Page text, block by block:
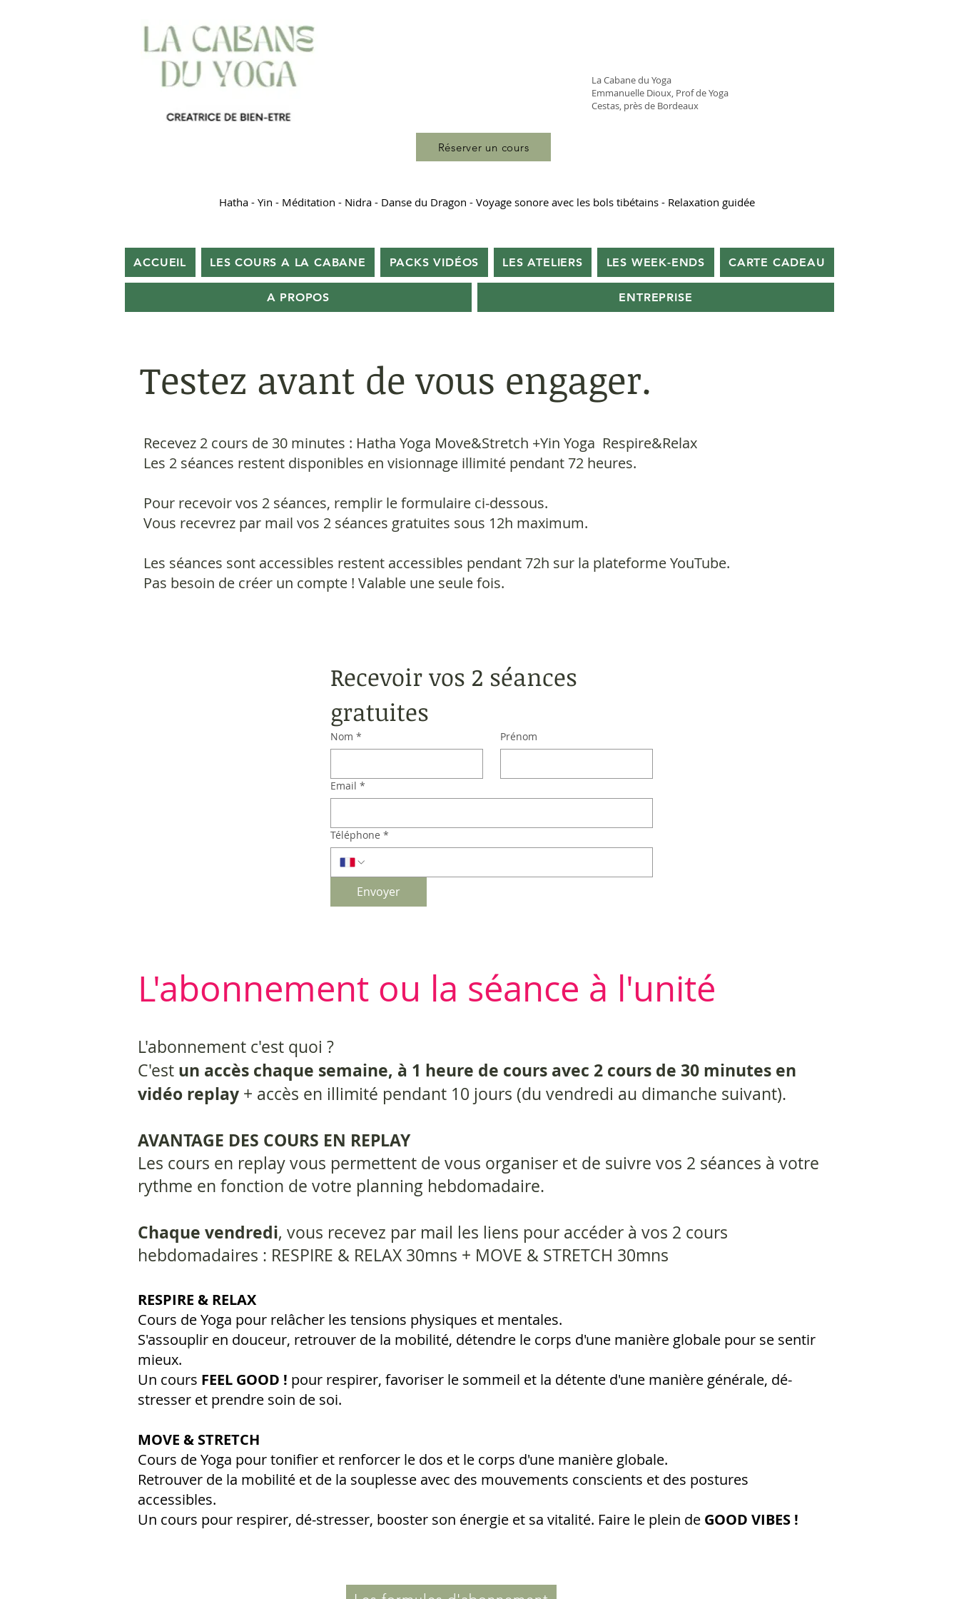
La Cabane du Yoga
Emmanuelle Dioux, Prof de Yoga
Cestas, près de Bordeaux
Réserver un cours
Hatha - Yin - Méditation - Nidra - Danse du Dragon - Voyage sonore avec les bols tibétains - Relaxation guidée
ACCUEIL LES COURS A LA CABANE PACKS VIDÉOS LES ATELIERS LES WEEK-ENDS CARTE CADEAU
A PROPOS ENTREPRISE
Testez avant de vous engager.
Recevez 2 cours de 30 minutes : Hatha Yoga Move&Stretch +Yin Yoga Respire&Relax
Les 2 séances restent disponibles en visionnage illimité pendant 72 heures.
Pour recevoir vos 2 séances, remplir le formulaire ci-dessous.
Vous recevrez par mail vos 2 séances gratuites sous 12h maximum.
Les séances sont accessibles restent accessibles pendant 72h sur la plateforme YouTube.
Pas besoin de créer un compte ! Valable une seule fois.
Recevoir vos 2 séances
gratuites
Nom * Prénom
Email *
Téléphone *
Envoyer
L'abonnement ou la séance à l'unité
L'abonnement c'est quoi ?
C'est un accès chaque semaine, à 1 heure de cours avec 2 cours de 30 minutes en
vidéo replay + accès en illimité pendant 10 jours (du vendredi au dimanche suivant).
AVANTAGE DES COURS EN REPLAY
Les cours en replay vous permettent de vous organiser et de suivre vos 2 séances à votre
rythme en fonction de votre planning hebdomadaire.
Chaque vendredi, vous recevez par mail les liens pour accéder à vos 2 cours
hebdomadaires : RESPIRE & RELAX 30mns + MOVE & STRETCH 30mns
RESPIRE & RELAX
Cours de Yoga pour relâcher les tensions physiques et mentales.
S'assouplir en douceur, retrouver de la mobilité, détendre le corps d'une manière globale pour se sentir
mieux.
Un cours FEEL GOOD ! pour respirer, favoriser le sommeil et la détente d'une manière générale, dé-
stresser et prendre soin de soi.
MOVE & STRETCH
Cours de Yoga pour tonifier et renforcer le dos et le corps d'une manière globale.​
Retrouver de la mobilité et de la souplesse avec des mouvements conscients et des postures
accessibles.
​Un cours pour respirer, dé-stresser, booster son énergie et sa vitalité. Faire le plein de GOOD VIBES !